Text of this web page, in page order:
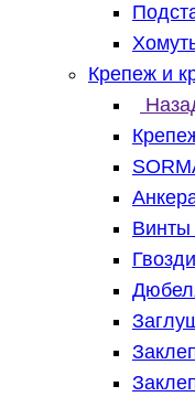
Крепеж и
Винты
Гвозди